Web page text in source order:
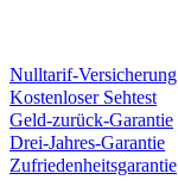
Nulltarif-Versicherung
Kostenloser Sehtest
Geld-zurück-Garantie
Drei-Jahres-Garantie
Zufriedenheitsgarantie